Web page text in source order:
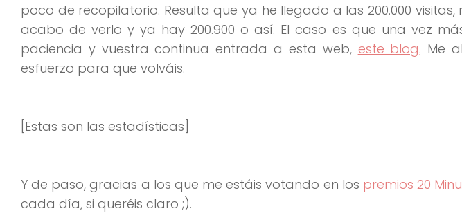
poco de recopilatorio. Resulta que ya he llegado a las 200.000
acabo de verlo y ya hay 200.900 o así. El caso es que una vez
paciencia y vuestra continua entrada a esta web, este blog. Me
esfuerzo para que volváis.
[Estas son las estadísticas]
Y de paso, gracias a los que me estáis votando en los premios 20
cada día, si queréis claro ;).